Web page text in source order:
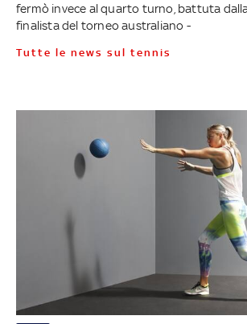
fermò invece al quarto turno, battuta
finalista del torneo australiano -
Tutte le news sul tennis